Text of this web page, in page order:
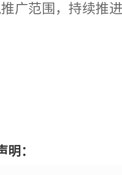
广范围，持续推
：